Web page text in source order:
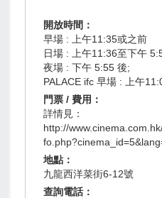
開放時間：
早場 : 上午11:35或之前
日場 : 上午11:36至下午
夜場 : 下午 5:55 後;
PALACE ifc 早場 : 上午
門票 / 費用：
詳情見：
http://
地點：
九龍西洋菜街6-12號
查詢電話：